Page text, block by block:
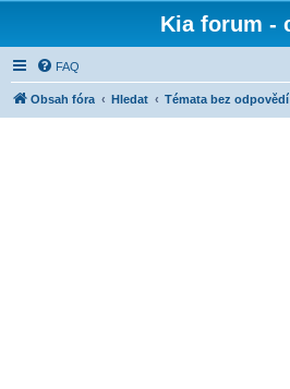
Kia forum -
FAQ
Obsah fóra Hledat Témata bez odpovědí